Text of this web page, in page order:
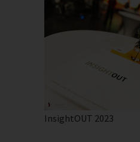
InsightOUT 2023